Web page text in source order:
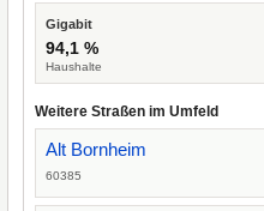
Gigabit
94,1 %
Haushalte
Weitere Straßen im Umfeld
Alt Bornheim
60385